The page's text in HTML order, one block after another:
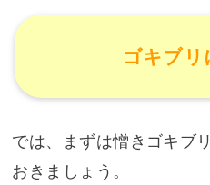
ゴキブリ
では、まずは憎きゴキブ
おきましょう。